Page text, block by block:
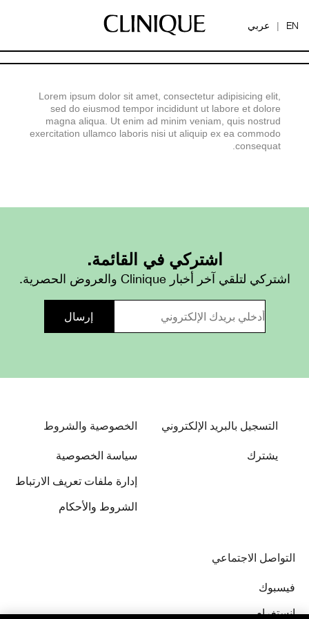
EN
| عربي
Lorem ipsum dolor sit amet, consectetur adipisicing elit,
sed do eiusmod tempor incididunt ut labore et dolore
magna aliqua. Ut enim ad minim veniam, quis nostrud
exercitation ullamco laboris nisi ut aliquip ex ea commodo
consequat.
اشتركي في القائمة.
اشتركي لتلقي آخر أخبار Clinique والعروض الحصرية.
التسجيل بالبريد الإلكتروني
يشترك
الخصوصية والشروط
سياسة الخصوصية
إدارة ملفات تعريف الارتباط
الشروط والأحكام
التواصل الاجتماعي
فيسبوك
إنستغرام